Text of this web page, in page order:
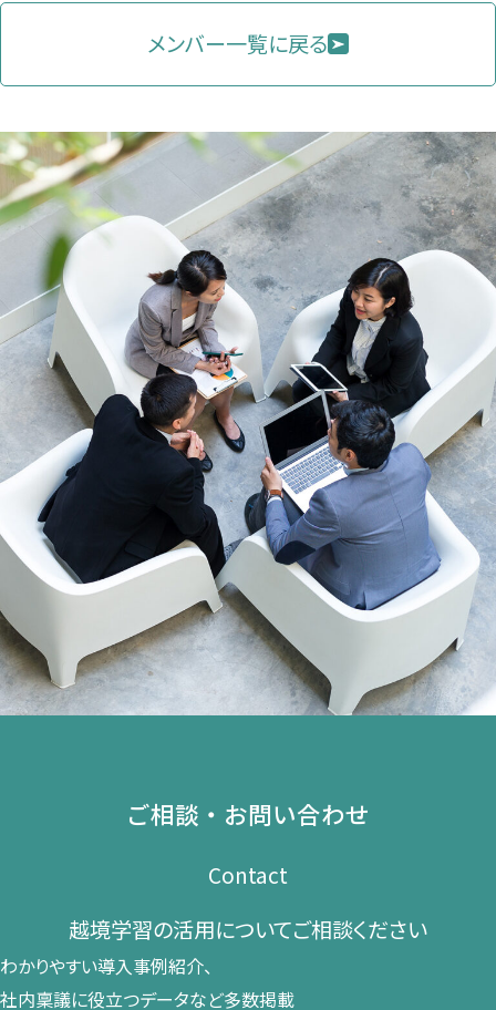
タ
き
ま
す）
き
ま
す）
き
ま
す）
メンバー一覧に戻る
ご相談・お問い合わせ
Contact
越境学習の​活用に​ついて​ご相談ください​
わかりやすい導入事例紹介、​
社内稟議に​役立つデータなど​多数掲載